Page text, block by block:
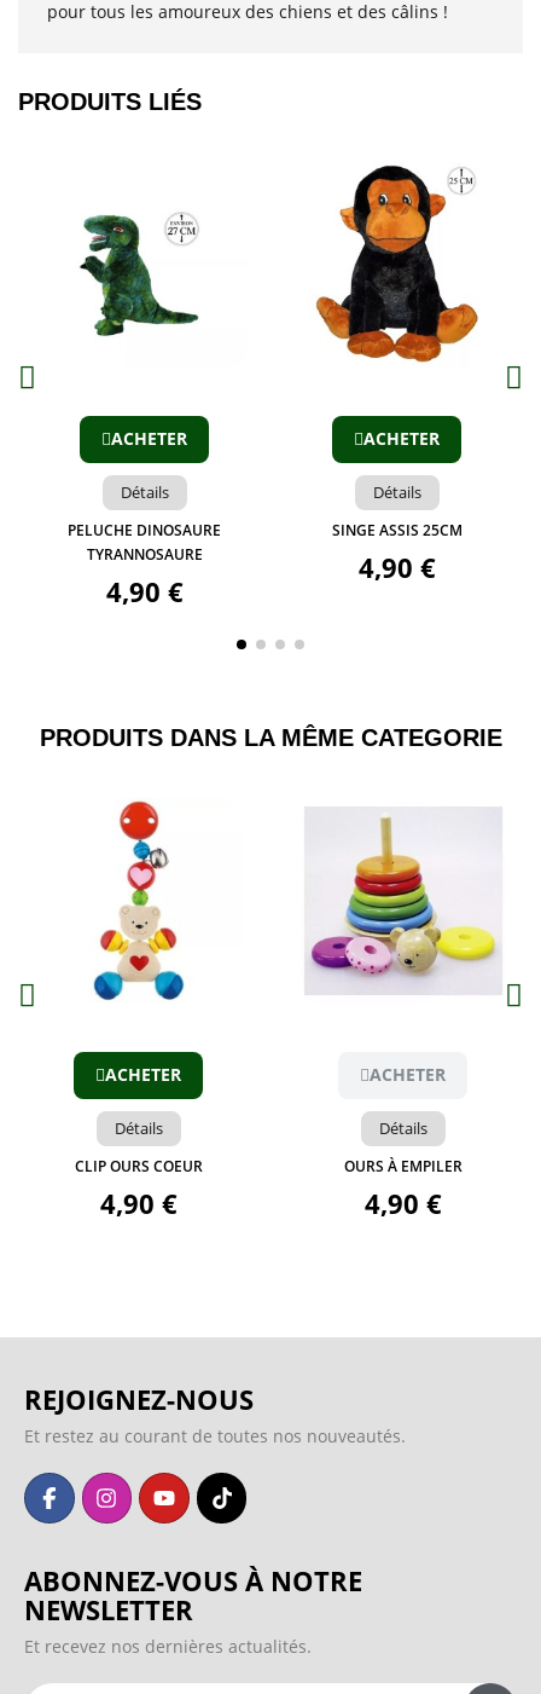
pour tous les amoureux des chiens et des câlins !
PRODUITS LIÉS​
ACHETER
Détails
PELUCHE DINOSAURE
TYRANNOSAURE
4,90 €
Aperçu
ACHETER
Détails
SINGE ASSIS 25CM
4,90 €
PRODUITS DANS LA MÊME CATEGORIE​
Aperçu
ACHETER
Détails
CLIP OURS COEUR
4,90 €
ACHETER
Détails
OURS À EMPILER
4,90 €
REJOIGNEZ-NOUS
Et restez au courant de toutes nos nouveautés.
ABONNEZ-VOUS À NOTRE
NEWSLETTER
Et recevez nos dernières actualités.